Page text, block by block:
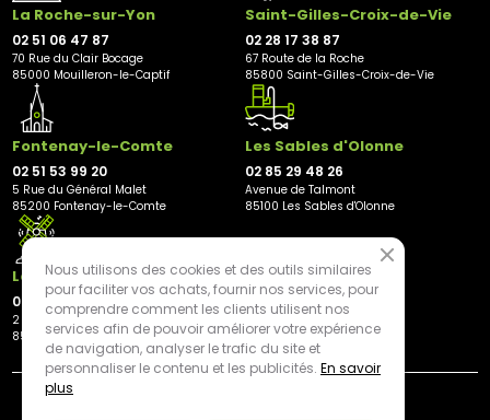
La Roche-sur-Yon
02 51 06 47 87
70 Rue du Clair Bocage
85000 Mouilleron-le-Captif
Saint-Gilles-Croix-de-Vie
02 28 17 38 87
67 Route de la Roche
85800 Saint-Gilles-Croix-de-Vie
Fontenay-le-Comte
02 51 53 99 20
5 Rue du Général Malet
85200 Fontenay-le-Comte
Les Sables d'Olonne
02 85 29 48 26
Avenue de Talmont
85100 Les Sables d'Olonne
Les Herbiers
02 21 81 23 11
2 rue des Peupliers
85500 Les Herbiers
Nous utilisons des cookies et des outils similaires
pour faciliter vos achats, fournir nos services, pour
comprendre comment les clients utilisent nos
services afin de pouvoir améliorer votre expérience
de navigation, analyser le trafic du site et
personnaliser le contenu et les publicités. En savoir
plus